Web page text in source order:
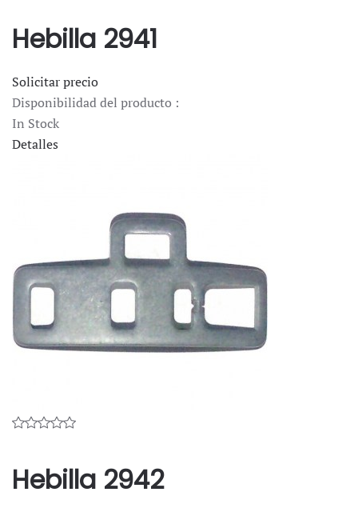
Hebilla 2941
Solicitar precio
Disponibilidad del producto :
In Stock
Detalles
Hebilla 2942